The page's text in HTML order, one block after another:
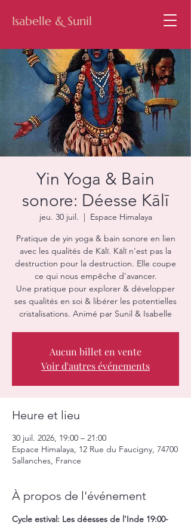
Isabelle & Sunil
Yin Yoga & Bain
sonore: Déesse Kālī
jeu. 30 juil.
  |
Espace Himalaya
Pratique de yin yoga & bain sonore en lien
avec les qualités de Kālī. Kālī n'est pas la
destruction pour la destruction. Elle coupe
ce qui nous empêche d'avancer.
Une pratique pour explorer & développer
ses qualités en soi & libérer les potentielles
cristalisations. Animé par Sunil & Isabelle
Aucun billet en vente
Voir d'autres événements
Heure et lieu
30 juil. 2026, 19:00 – 21:00
Espace Himalaya, 12 Rue du Faucigny, 74700
Sallanches, France
À propos de l'événement
Cycle estival: Les déesses de l'Inde 19:00-